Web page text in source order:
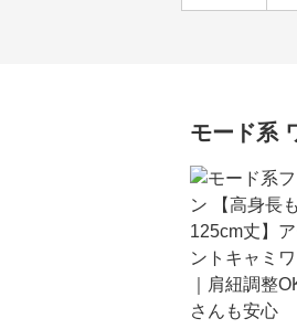
モード系